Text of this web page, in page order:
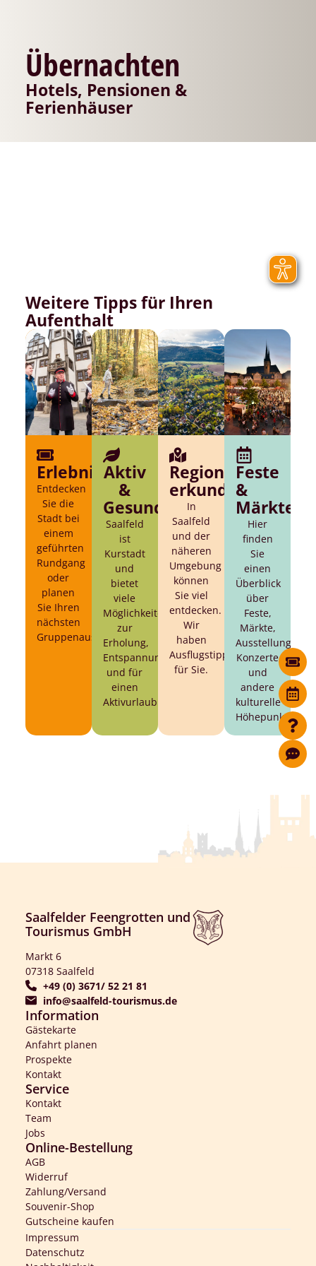
Übernachten
Hotels, Pensionen &
Ferienhäuser
Weitere Tipps für Ihren
Aufenthalt
Erlebnisse
Entdecken
Sie die
Stadt bei
einem
geführten
Rundgang
oder
planen
Sie Ihren
nächsten
Gruppenausflug.
Aktiv
&
Gesund
Saalfeld
ist
Kurstadt
und
bietet
viele
Möglichkeiten
zur
Erholung,
Entspannung
und für
einen
Aktivurlaub.
Region
erkunden
In
Saalfeld
und der
näheren
Umgebung
können
Sie viel
entdecken.
Wir
haben
Ausflugstipps
für Sie.
Feste
&
Märkte
Hier
finden
Sie
einen
Überblick
über
Feste,
Märkte,
Ausstellungen,
Konzerte
und
andere
kulturelle
Höhepunkte.
Saalfelder Feengrotten und
Tourismus GmbH
Markt 6
07318 Saalfeld
+49 (0) 3671/ 52 21 81
info@saalfeld-tourismus.de
Information
Gästekarte
Anfahrt planen
Prospekte
Kontakt
Service
Kontakt
Team
Jobs
Online-Bestellung
AGB
Widerruf
Zahlung/Versand
Souvenir-Shop
Gutscheine kaufen
Impressum
Datenschutz